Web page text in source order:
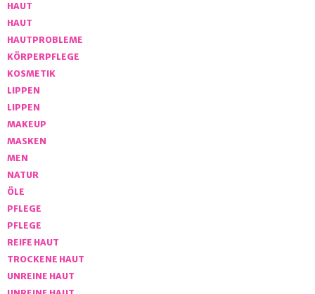
HAUT
HAUT
HAUTPROBLEME
KÖRPERPFLEGE
KOSMETIK
LIPPEN
LIPPEN
MAKEUP
MASKEN
MEN
NATUR
ÖLE
PFLEGE
PFLEGE
REIFE HAUT
TROCKENE HAUT
UNREINE HAUT